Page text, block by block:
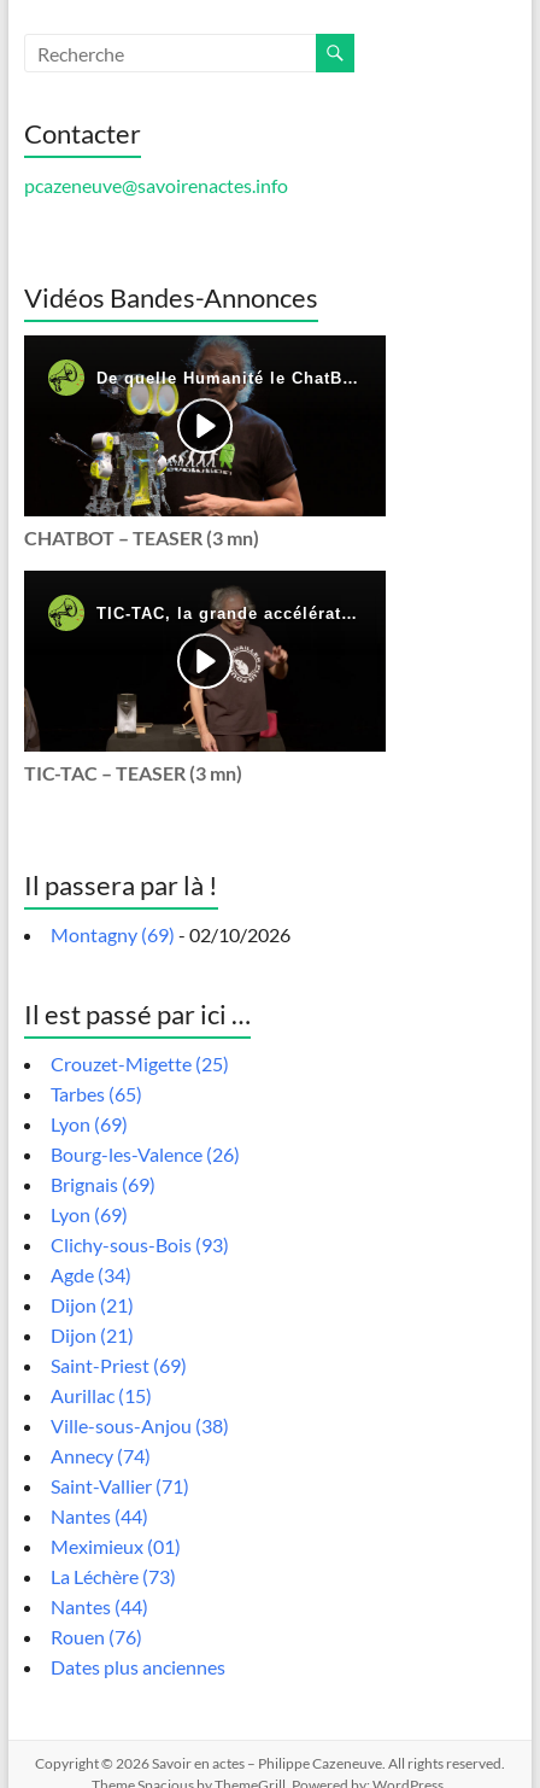
Contacter
pcazeneuve@savoirenactes.info
Vidéos Bandes-Annonces
CHATBOT – TEASER (3 mn)
TIC-TAC – TEASER (3 mn)
Il passera par là !
Montagny (69) - 02/10/2026
Il est passé par ici …
Crouzet-Migette (25)
Tarbes (65)
Lyon (69)
Bourg-les-Valence (26)
Brignais (69)
Lyon (69)
Clichy-sous-Bois (93)
Agde (34)
Dijon (21)
Dijon (21)
Saint-Priest (69)
Aurillac (15)
Ville-sous-Anjou (38)
Annecy (74)
Saint-Vallier (71)
Nantes (44)
Meximieux (01)
La Léchère (73)
Nantes (44)
Rouen (76)
Dates plus anciennes
Copyright © 2026Savoir en actes – Philippe Cazeneuve. All rights reserved.